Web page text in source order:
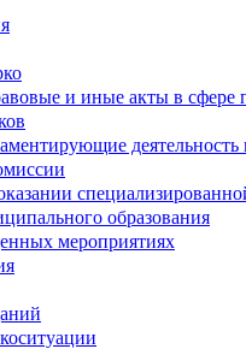
и иные акты в сфере
деятельность
образования
мероприятиях